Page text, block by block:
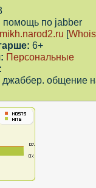
помощь по jabber
[Whois
6+
Персональные
общение